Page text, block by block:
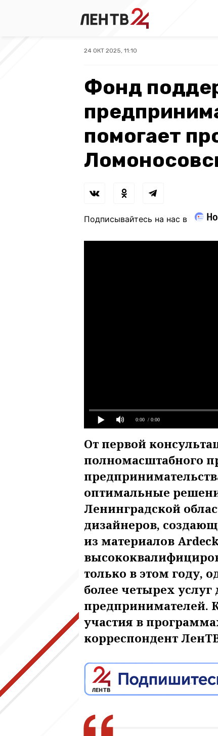
24 ОКТ 2025, 11:10
Фонд
помогает
Подписывайтесь на нас в
0:00 / 0:00
От первой
полномасштабного
оптимальные
Ленинградской
дизайнеров,
из материалов
только в этом году,
более четырех
предпринимателей.
участия в
корреспондент